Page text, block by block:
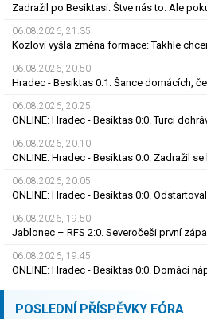
06.08.2026, 21.35
06.08.2026, 20.50
06.08.2026, 20.25
06.08.2026, 20.10
06.08.2026, 20.05
06.08.2026, 19.50
06.08.2026, 19.45
POSLEDNÍ PŘÍSPĚVKY FÓRA